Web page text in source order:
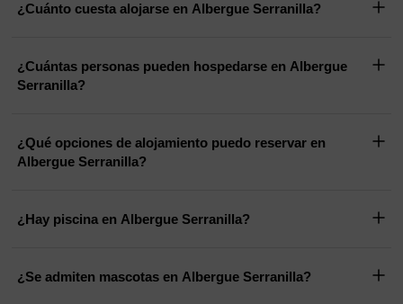
¿Cuánto cuesta alojarse en Albergue Serranilla?
¿Cuántas personas pueden hospedarse en Albergue
Serranilla?
¿Qué opciones de alojamiento puedo reservar en
Albergue Serranilla?
¿Hay piscina en Albergue Serranilla?
¿Se admiten mascotas en Albergue Serranilla?